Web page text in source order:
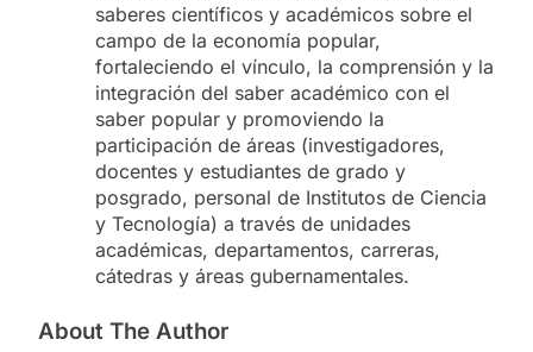
saberes científicos y académicos sobre el
campo de la economía popular,
fortaleciendo el vínculo, la comprensión y la
integración del saber académico con el
saber popular y promoviendo la
participación de áreas (investigadores,
docentes y estudiantes de grado y
posgrado, personal de Institutos de Ciencia
y Tecnología) a través de unidades
académicas, departamentos, carreras,
cátedras y áreas gubernamentales.
About The Author